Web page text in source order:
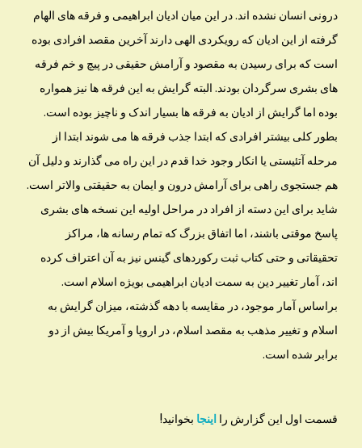
درونی انسان نشده اند. در این میان ادیان ابراهیمی و فرقه های الهام
گرفته از این ادیان که رویکردی الهی دارند آخرین مقصد افرادی بوده
است که برای رسیدن به مقصود و آرامش حقیقی در پیچ و خم فرقه
های بشری سرگردان بودند. البته گرایش به این فرقه ها نیز همواره
بوده اما گرایش از ادیان به فرقه ها بسیار اندک و ناچیز بوده است.
بطور کلی بیشتر افرادی که ابتدا جذب فرقه ها می شوند ابتدا از
مرحله آتئیستی یا انکار وجود خدا قدم در این راه می گذارند و دلیل آن
هم جستجوی راهی برای آرامش درون و ایمان به حقیقتی والاتر است.
شاید برای این دسته از افراد در مراحل اولیه این نسخه های بشری
پاسخ موقتی باشند، اما اتفاق بزرگ که تمام رسانه ها، مراکز
تحقیقاتی و حتی کتاب ثبت رکوردهای گینس نیز به آن اعتراف کرده
اند، آمار تغییر دین به سمت ادیان ابراهیمی بویژه اسلام است.
براساس آمار موجود، در مقایسه با دهه گذشته، میزان گرایش به
اسلام و تغییر مذهب به مقصد اسلام، در اروپا و آمریکا بیش از دو
برابر شده است.
قسمت اول این گزارش را اینجا بخوانید!